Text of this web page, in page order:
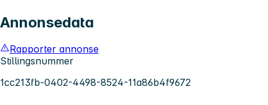
Annonsedata
Rapporter annonse
Stillingsnummer
1cc213fb-0402-4498-8524-11a86b4f9672